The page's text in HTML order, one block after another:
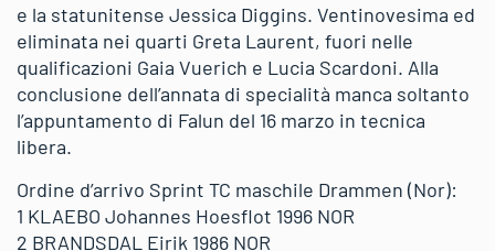
e la statunitense Jessica Diggins. Ventinovesima ed
eliminata nei quarti Greta Laurent, fuori nelle
qualificazioni Gaia Vuerich e Lucia Scardoni. Alla
conclusione dell’annata di specialità manca soltanto
l’appuntamento di Falun del 16 marzo in tecnica
libera.
Ordine d’arrivo Sprint TC maschile Drammen (Nor):
1 KLAEBO Johannes Hoesflot 1996 NOR
2 BRANDSDAL Eirik 1986 NOR